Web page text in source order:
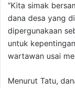
“Kita simak
dana desa yang
dipergunakaan
untuk
wartawan usai
Menurut Tatu,